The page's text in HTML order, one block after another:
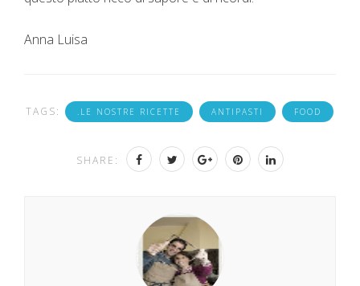
Anna Luisa
TAGS: .LE NOSTRE RICETTE ANTIPASTI FOOD
SHARE: